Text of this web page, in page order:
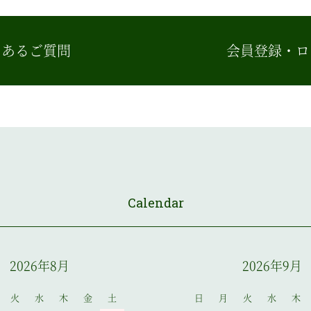
るご質問 会員登録・
Calendar
2026年8月
火 水 木 金
土
2026年9月
日 月 火 水
木